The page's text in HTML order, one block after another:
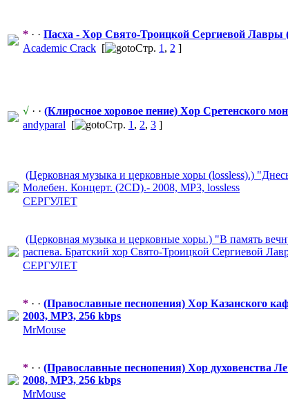
* · · Пасха - Хор Свято-Троицк​ой Сергиевой Лавры
Academic Crack [ Стр. 1 , 2 ]
√ · · (Клиросное хоровое пение) Хор Сретенского
andyparal [ Стр. 1 , 2, 3 ]
(Церковная музыка и церковные хоры (lossless).)
Молебен. Концерт. (2CD).- 2008, MP3, lossless
СЕРГУЛЕТ
(Церковная музыка и церковные хоры.) "В память
распева. Братский хор Свято-Троицк​ой Сергиевой
СЕРГУЛЕТ
* · · (Православные песнопения) Хор Казанского
2003, MP3, 256 kbps
MrMouse
* · · (Православные песнопения) Хор духовенства
2008, MP3, 256 kbps
MrMouse